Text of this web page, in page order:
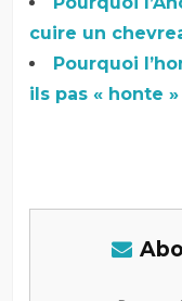
cuire un
Pourquoi
ils pas « honte